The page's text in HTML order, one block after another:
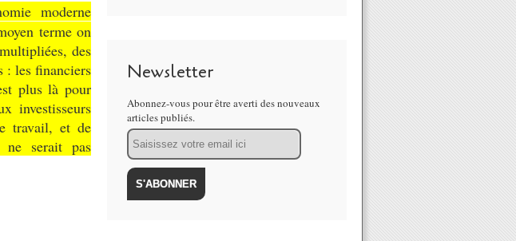
moderne
terme on
des
: les financiers
plus là pour
investisseurs
travail, et de
ne serait pas
Newsletter
Abonnez-vous pour être averti des nouveaux
articles publiés.
Email